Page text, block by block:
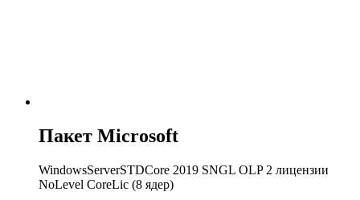
Пакет Microsoft
WindowsServerSTDCore 2019 SNGL OLP 2 лицензии
NoLevel CoreLic (8 ядер)